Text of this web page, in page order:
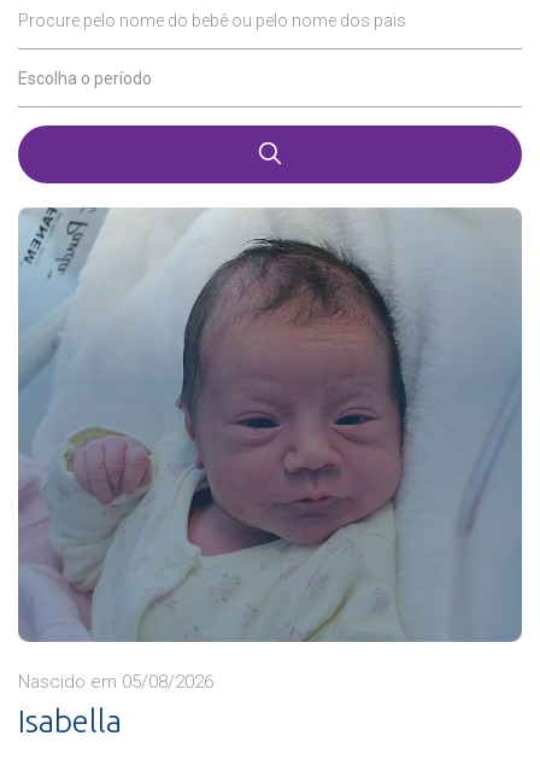
Procure pelo nome do bebê ou pelo nome dos pais
Escolha o período
Nascido em 05/08/2026
Isabella